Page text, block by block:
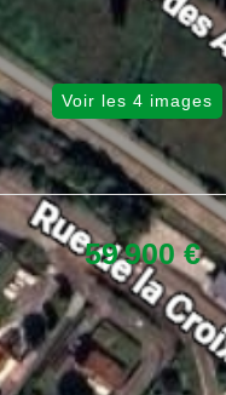
Voir les 4 images
59 900 €